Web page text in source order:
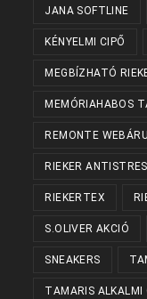
JANA SOFTLINE
KÉNYELMI CIPŐ
MEGBÍZHATÓ
MEMÓRIAHABOS
REMONTE
RIEKER
RIEKERTEX
S.OLIVER AKCIÓ
SNEAKERS
TAMARIS ALKALMI